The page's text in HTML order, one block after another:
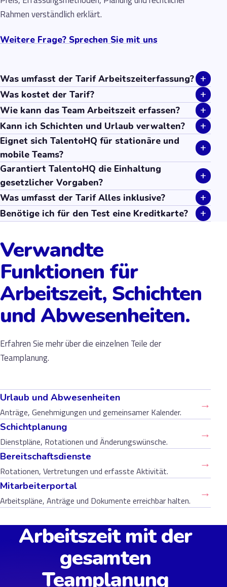
Rahmen verständlich erklärt.
Weitere Frage? Sprechen Sie mit uns
Was umfasst der Tarif Arbeitszeiterfassung? +
Was kostet der Tarif? +
Wie kann das Team Arbeitszeit erfassen? +
Kann ich Schichten und Urlaub verwalten? +
Eignet sich TalentoHQ für stationäre und
mobile Teams?
+
Garantiert TalentoHQ die Einhaltung
gesetzlicher Vorgaben?
+
Was umfasst der Tarif Alles inklusive? +
Benötige ich für den Test eine Kreditkarte? +
Verwandte
Funktionen für
Arbeitszeit, Schichten
und Abwesenheiten.
Erfahren Sie mehr über die einzelnen Teile der
Teamplanung.
Urlaub und Abwesenheiten
Anträge, Genehmigungen und gemeinsamer Kalender. →
Schichtplanung
Dienstpläne, Rotationen und Änderungswünsche. →
Bereitschaftsdienste
Rotationen, Vertretungen und erfasste Aktivität. →
Mitarbeiterportal
Arbeitspläne, Anträge und Dokumente erreichbar halten. →
Arbeitszeit mit der
gesamten
Teamplanung